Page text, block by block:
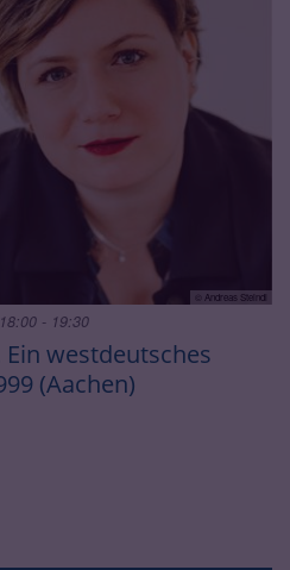
© Andreas Steindl
westdeutsches
(Aachen)
- 19:30